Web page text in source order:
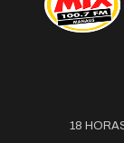
18